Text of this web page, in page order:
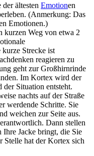
ältesten Emotionen
(Anmerkung: Das
Emotionen.)
kurzen Weg von etwa 2
Strecke ist
reagieren zu
geht zur Großhirnrinde
Im Kortex wird der
der Situation entsteht.
nachts auf der Straße
werdende Schritte. Sie
weichen zur Seite aus.
Dann stellen
Ihre Jacke bringt, die Sie
Stelle hat der Kortex sich